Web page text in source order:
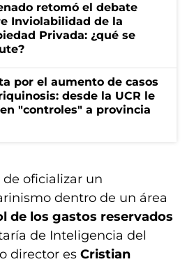
retomó el debate
Inviolabilidad de la
Privada: ¿qué se
por el aumento de casos
desde la UCR le
"controles" a provincia
oficializar un
dentro de un área
de los gastos reservados
de Inteligencia del
director es Cristian